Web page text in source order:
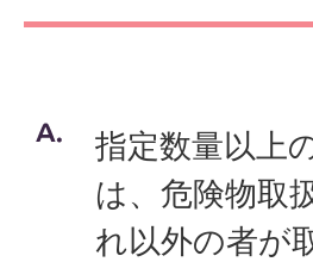
指定数量以上
は、危険物取
れ以外の者が